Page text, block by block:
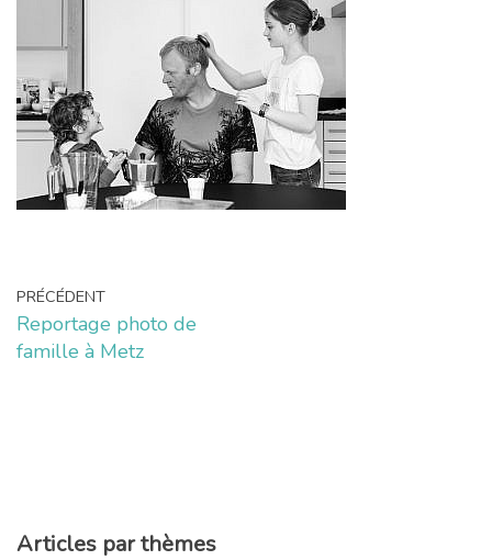
PRÉCÉDENT
Reportage photo de
famille à Metz
Articles par thèmes